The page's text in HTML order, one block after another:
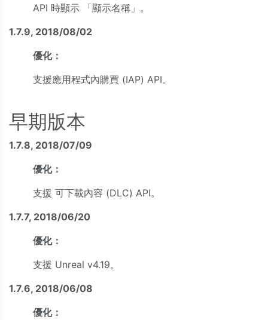
API 時顯示 「顯示名稱」。
1.7.9, 2018/08/02
優化：
支援應用程式內購買 (IAP) API。
早期版本
1.7.8, 2018/07/09
優化：
支援 可下載內容 (DLC) API。
1.7.7, 2018/06/20
優化：
支援 Unreal v4.19。
1.7.6, 2018/06/08
優化：